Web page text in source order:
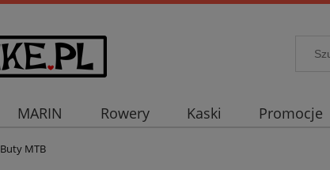
MARIN Rowery Kaski Promocje
Buty MTB